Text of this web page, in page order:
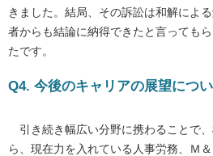
きました。結局、その訴訟は和解によ
者からも結論に納得できたと言っても
たです。
Q4. 今後のキャリアの展望につ
引き続き幅広い分野に携わることで
ら、現在力を入れている人事労務、Ｍ